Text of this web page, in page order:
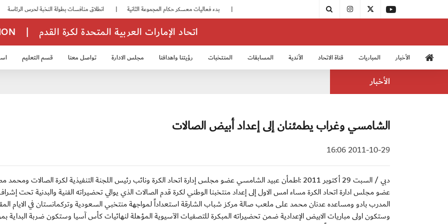
| اتحاد الإمارات العربية المتحدة لكرة القدم
الأخبار المباريات قناة الاتحاد الأندية المسابقات المنتخبات رؤيتنا واهدافنا مجلس الادارة تواصل معنا قسم التعليم
الأخبار
الشامسي وغراب يطمئنان إلى إعداد أبيض الصالات
2011-10-29 16:06
دبي / السبت 29 أكتوبر 2011 :اطمأن عبيد الشامسي عضو مجلس إدارة اتحاد الكرة ونائب رئيس اللجنة التنفيذية لكرة الصالات
عضو مجلس ادارة اتحاد الكرة مساء امس الاول إلى إعداد منتخبنا الوطني لكرة قدم الصالات الذي يوالي تحضيراته الفنية والبدنية تحت
المدرب بادو ومساعده عدنان محمد على ملعب صالة مركز شباب الشارقة استعداداً لمواجهة منتخبي السعودية وتركمانستان في الايام
وستكون اولى مباريات الابيض الإعدادية ضمن تحضيراته المبكرة للتصفيات الآسيوية المؤهلة لنهائيات كأس آسيا وستكون ضربة البداية